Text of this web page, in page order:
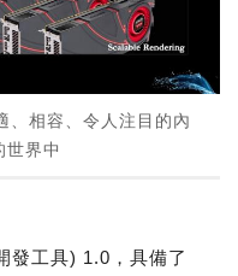
相容、令人注目的內
世界中
發工具) 1.0，具備了